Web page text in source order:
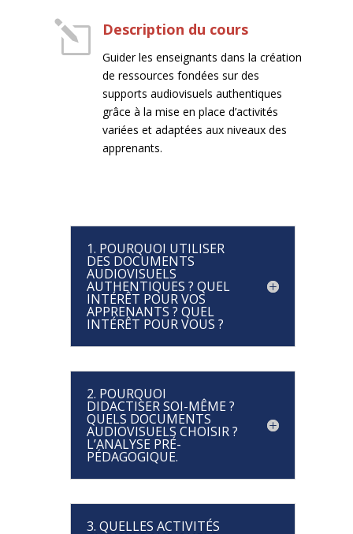
l Description du cours
Guider les enseignants dans la création
de ressources fondées sur des
supports audiovisuels authentiques
grâce à la mise en place d’activités
variées et adaptées aux niveaux des
apprenants.
1. POURQUOI UTILISER
DES DOCUMENTS
AUDIOVISUELS
AUTHENTIQUES ? QUEL
INTÉRÊT POUR VOS
APPRENANTS ? QUEL
INTÉRÊT POUR VOUS ?
2. POURQUOI
DIDACTISER SOI-MÊME ?
QUELS DOCUMENTS
AUDIOVISUELS CHOISIR ?
L’ANALYSE PRÉ-
PÉDAGOGIQUE.
3. QUELLES ACTIVITÉS